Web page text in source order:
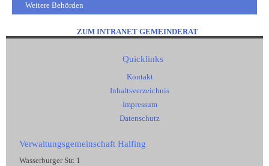
Weitere Behörden
ZUM INTRANET GEMEINDERAT
Quicklinks
Kontakt
Inhaltsverzeichnis
Impressum
Datenschutz
Verwaltungsgemeinschaft Halfing
Wasserburger Str. 1